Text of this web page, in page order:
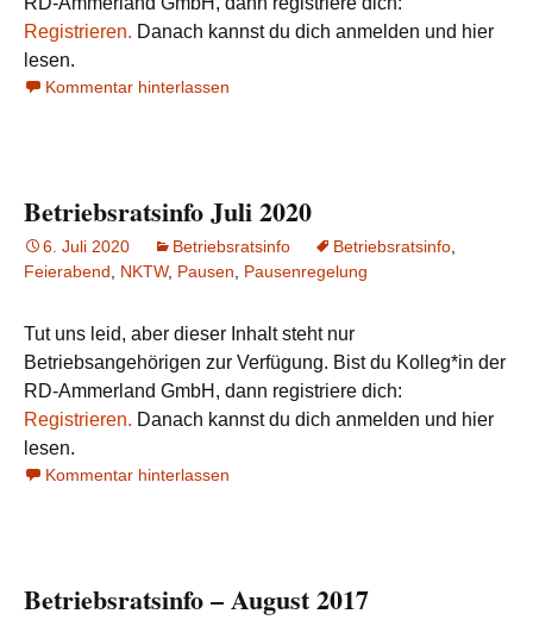
Registrieren. Danach kannst du dich anmelden und hier
lesen.
Kommentar hinterlassen
Betriebsratsinfo Juli 2020
6. Juli 2020 Betriebsratsinfo Betriebsratsinfo
Feierabend
NKTW, Pausen Pausenregelung
Tut uns leid, aber dieser Inhalt steht nur
Betriebsangehörigen zur Verfügung. Bist du Kolleg*in der
RD-Ammerland GmbH, dann registriere dich:
Registrieren. Danach kannst du dich anmelden und hier
lesen.
Kommentar hinterlassen
Betriebsratsinfo – August 2017